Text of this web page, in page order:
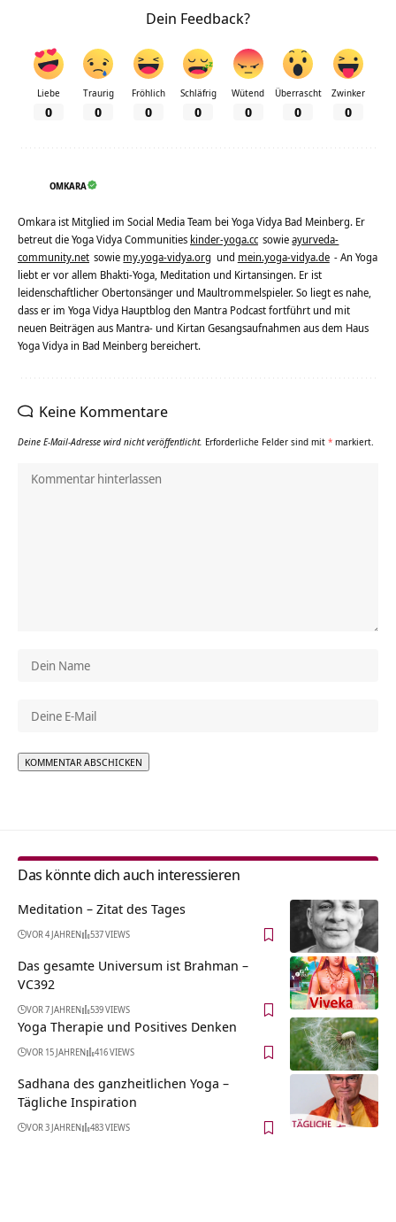
Dein Feedback?
Liebe
0
Traurig
0
Fröhlich
0
Schläfrig
0
Wütend
0
Überrascht
0
Zwinker
0
OMKARA
Omkara ist Mitglied im Social Media Team bei Yoga Vidya Bad Meinberg. Er
betreut die Yoga Vidya Communities kinder-yoga.cc sowieayurveda-
community.net sowie my.yoga-vidya.org und mein.yoga-vidya.de - An Yoga
liebt er vor allem Bhakti-Yoga, Meditation und Kirtansingen. Er ist
leidenschaftlicher Obertonsänger und Maultrommelspieler. So liegt es nahe,
dass er im Yoga Vidya Hauptblog den Mantra Podcast fortführt und mit
neuen Beiträgen aus Mantra- und Kirtan Gesangsaufnahmen aus dem Haus
Yoga Vidya in Bad Meinberg bereichert.
Keine Kommentare
Deine E-Mail-Adresse wird nicht veröffentlicht. Erforderliche Felder sind mit * markiert.
Das könnte dich auch interessieren
Meditation – Zitat des Tages
VOR 4 JAHREN 537 VIEWS
Das gesamte Universum ist Brahman –
VC392
VOR 7 JAHREN 539 VIEWS
Yoga Therapie und Positives Denken
VOR 15 JAHREN 416 VIEWS
Sadhana des ganzheitlichen Yoga –
Tägliche Inspiration
VOR 3 JAHREN 483 VIEWS